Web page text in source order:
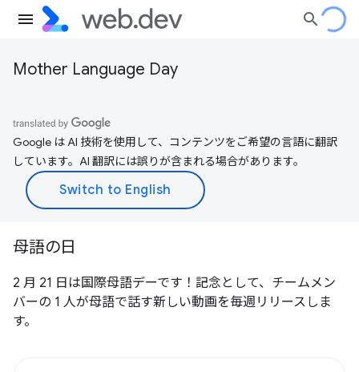
Mother Language Day
Google は AI 技術を使用して、コンテンツをご希望の言語に翻訳
しています。AI 翻訳には誤りが含まれる場合があります。
母語の日
2 月 21 日は国際母語デーです！記念として、チームメン
バーの 1 人が母語で話す新しい動画を毎週リリースしま
す。